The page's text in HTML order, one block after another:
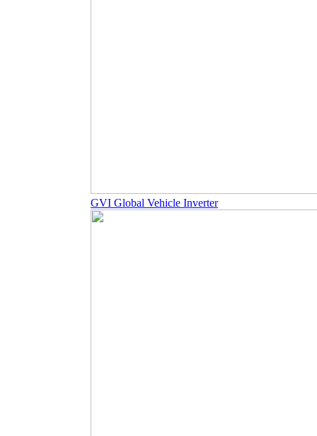
GVI Global Vehicle Inverter